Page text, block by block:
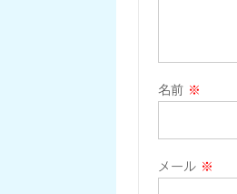
名前 ※
メール ※